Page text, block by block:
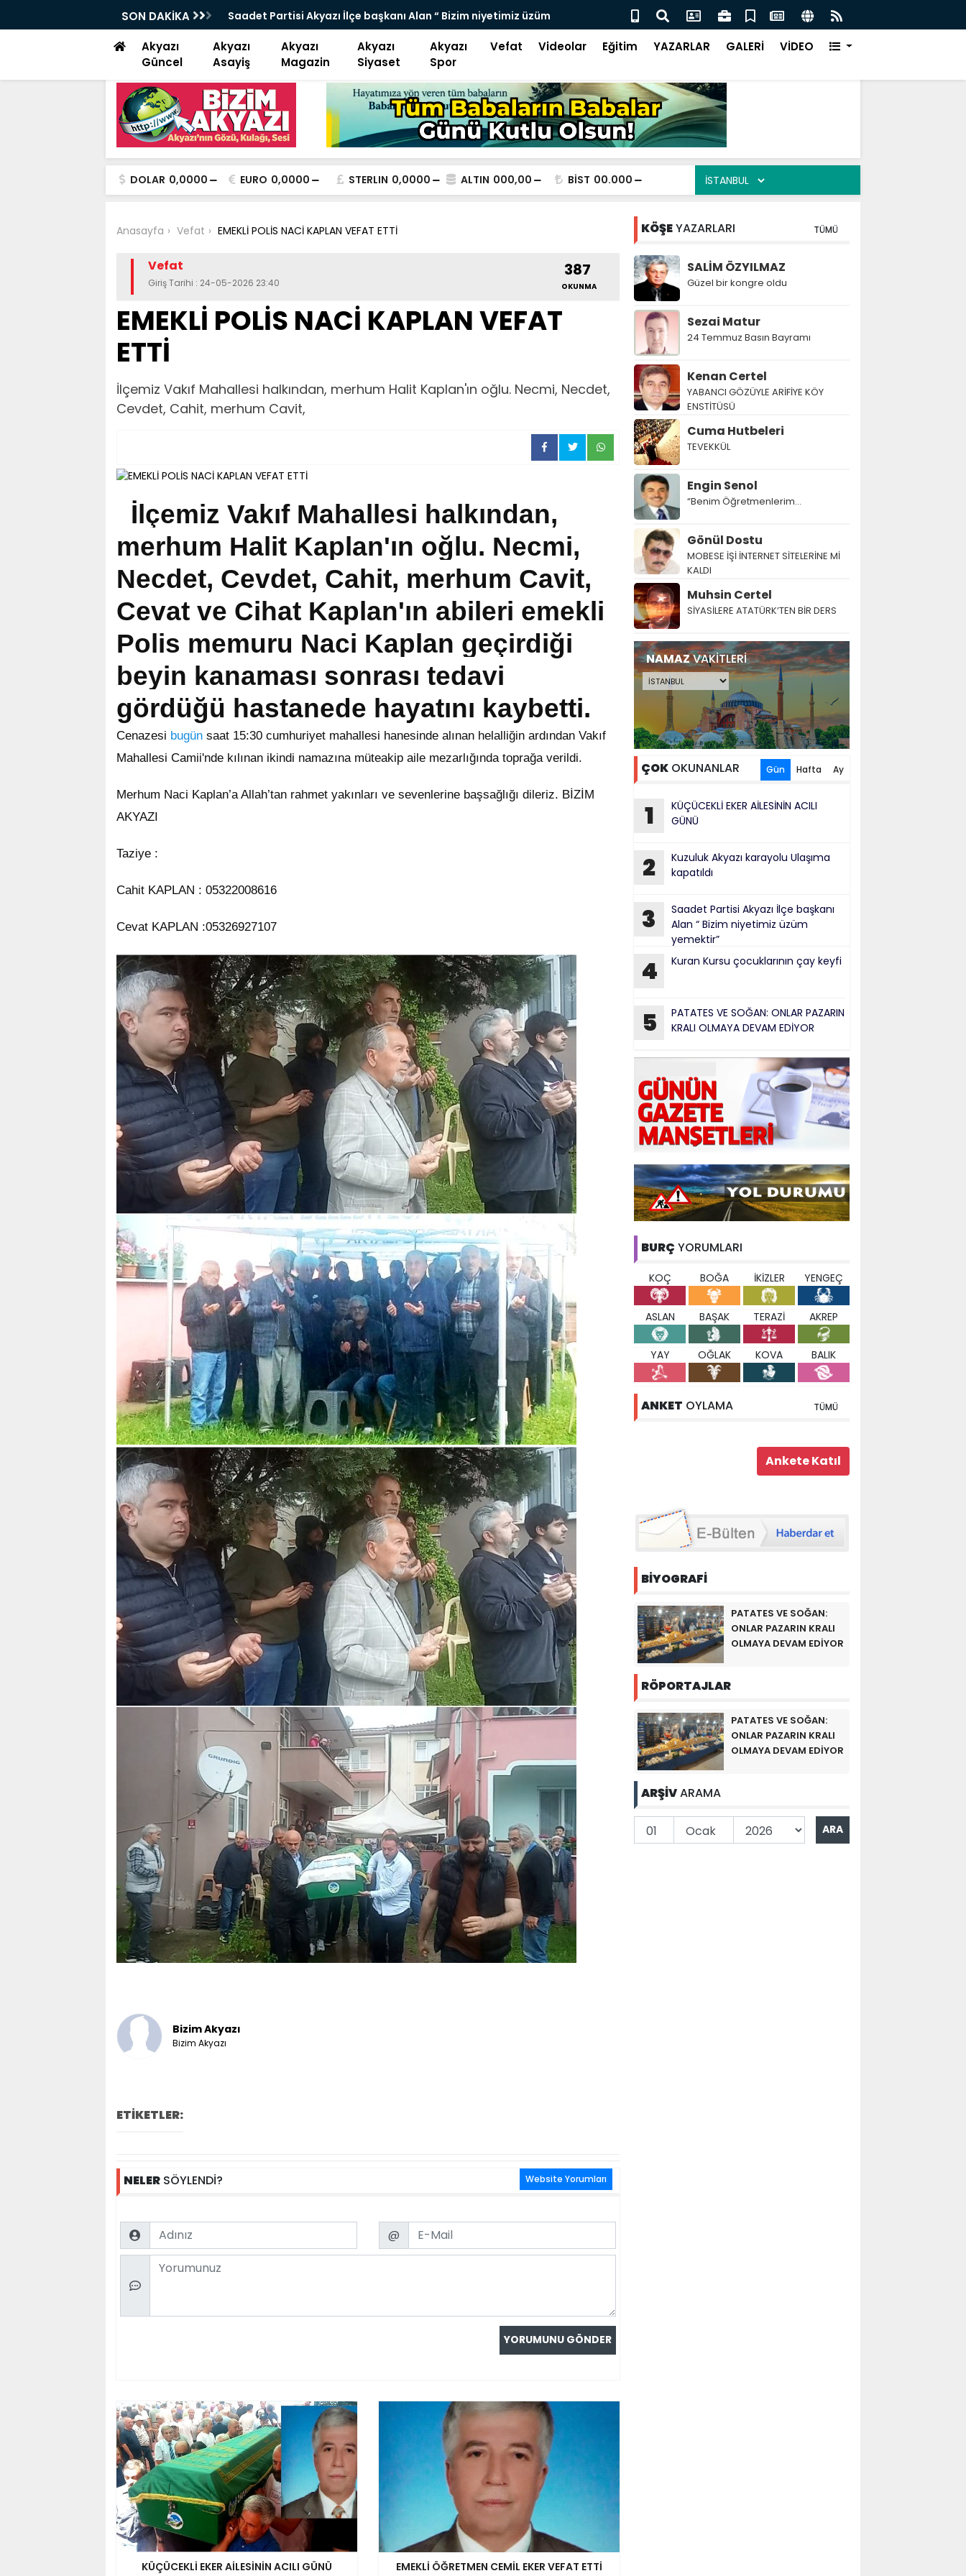
SON DAKİKA
başkanı Alan “ Bizim niyetimiz üzüm Kuzuluk Akyazı karayolu Ulaşıma kapatıldı KÜÇÜCEKLİ EKER AİLESİNİN ACILI GÜNÜ
Akyazı
Güncel
Akyazı
Asayiş
Akyazı
Magazin
Akyazı
Siyaset
Akyazı
Spor
Vefat Videolar Eğitim YAZARLAR GALERİ VİDEO
DOLAR 0,0000 EURO 0,0000 STERLIN 0,0000 ALTIN 000,00 BİST 00.000
Anasayfa Vefat EMEKLİ POLİS NACİ KAPLAN VEFAT ETTİ
Vefat
Giriş Tarihi : 24-05-2026 23:40
387
OKUNMA
EMEKLİ POLİS NACİ KAPLAN VEFAT
ETTİ
​​​​​​​İlçemiz Vakıf Mahallesi halkından, merhum Halit Kaplan'ın oğlu. Necmi, Necdet,
Cevdet, Cahit, merhum Cavit,
İlçemiz Vakıf Mahallesi halkından,
merhum Halit Kaplan'ın oğlu. Necmi,
Necdet, Cevdet, Cahit, merhum Cavit,
Cevat ve Cihat Kaplan'ın abileri emekli
Polis memuru Naci Kaplan geçirdiği
beyin kanaması sonrası tedavi
gördüğü hastanede hayatını kaybetti.
Cenazesi bugün saat 15:30 cumhuriyet mahallesi hanesinde alınan helalliğin ardından Vakıf
Mahallesi Camii'nde kılınan ikindi namazına müteakip aile mezarlığında toprağa verildi.
Merhum Naci Kaplan’a Allah’tan rahmet yakınları ve sevenlerine başsağlığı dileriz. BİZİM
AKYAZI
Taziye :
Cahit KAPLAN : 05322008616
Cevat KAPLAN :05326927107
Bizim Akyazı
Bizim Akyazı
ETİKETLER:
NELER SÖYLENDİ? Website Yorumları
Name Email
@
Comment
KÜÇÜCEKLİ EKER AİLESİNİN ACILI GÜNÜ EMEKLİ ÖĞRETMEN CEMİL EKER VEFAT ETTİ
KÖŞEYAZARLARI TÜMÜ
SALİM ÖZYILMAZ
Güzel bir kongre oldu
Sezai Matur
24 Temmuz Basın Bayramı
Kenan Certel
YABANCI GÖZÜYLE ARİFİYE KÖY
ENSTİTÜSÜ
Cuma Hutbeleri
TEVEKKÜL
Engin Senol
“Benim Öğretmenlerim…
Gönül Dostu
MOBESE İŞİ İNTERNET SİTELERİNE Mİ
KALDI
Muhsin Certel
SİYASİLERE ATATÜRK’TEN BİR DERS
NAMAZVAKİTLERİ
ÇOK OKUNANLAR Gün Hafta Ay
1
KÜÇÜCEKLİ EKER AİLESİNİN ACILI
GÜNÜ
2
Kuzuluk Akyazı karayolu Ulaşıma
kapatıldı
3
Saadet Partisi Akyazı İlçe başkanı
Alan “ Bizim niyetimiz üzüm
yemektir”
4 Kuran Kursu çocuklarının çay keyfi
5
PATATES VE SOĞAN: ONLAR PAZARIN
KRALI OLMAYA DEVAM EDİYOR
BURÇ YORUMLARI
KOÇ BOĞA İKİZLER YENGEÇ
ASLAN BAŞAK TERAZİ AKREP
YAY OĞLAK KOVA BALIK
ANKET OYLAMA TÜMÜ
BİYOGRAFİ
PATATES VE SOĞAN:
ONLAR PAZARIN KRALI
OLMAYA DEVAM EDİYOR
RÖPORTAJLAR
PATATES VE SOĞAN:
ONLAR PAZARIN KRALI
OLMAYA DEVAM EDİYOR
ARŞİVARAMA